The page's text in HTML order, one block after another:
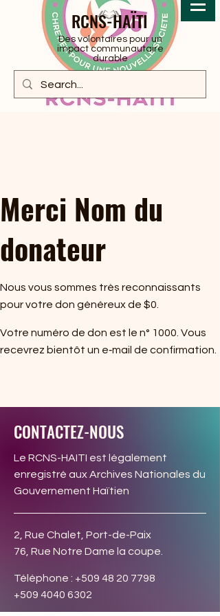
RCNS-HAÏTI
Des volontaires pour un
impact communautaire
durable
Merci Nom du
donateur
Nous vous sommes très reconnaissants
pour votre don généreux de $0.
Votre numéro de don est le n° 1000. Vous
recevrez bientôt un e‑mail de confirmation.
CONTACTEZ-NOUS
Le RCNS-HAITI est légalement
enregistré aux Archives Nationales du
Gouvernement Haïtien
2, Rue Chalet, Port-de-Paix
76, Rue Notre Dame la coupe.
Téléphone : +509 48 20 7798
+509 4040 6302